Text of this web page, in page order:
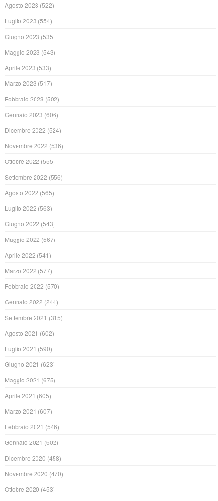
Agosto 2023 (522)
Luglio 2023 (554)
Giugno 2023 (535)
Maggio 2023 (543)
Aprile 2023 (533)
Marzo 2023 (517)
Febbraio 2023 (502)
Gennaio 2023 (606)
Dicembre 2022 (524)
Novembre 2022 (536)
Ottobre 2022 (555)
Settembre 2022 (556)
Agosto 2022 (565)
Luglio 2022 (563)
Giugno 2022 (543)
Maggio 2022 (567)
Aprile 2022 (541)
Marzo 2022 (577)
Febbraio 2022 (570)
Gennaio 2022 (244)
Settembre 2021 (315)
Agosto 2021 (602)
Luglio 2021 (590)
Giugno 2021 (623)
Maggio 2021 (675)
Aprile 2021 (605)
Marzo 2021 (607)
Febbraio 2021 (546)
Gennaio 2021 (602)
Dicembre 2020 (458)
Novembre 2020 (470)
Ottobre 2020 (453)